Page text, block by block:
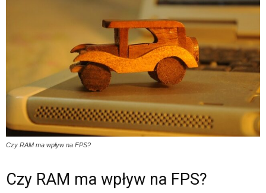
Czy RAM ma wpływ na FPS?
Czy RAM ma wpływ na FPS?